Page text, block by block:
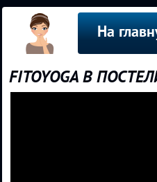
На
FITOYOGA В